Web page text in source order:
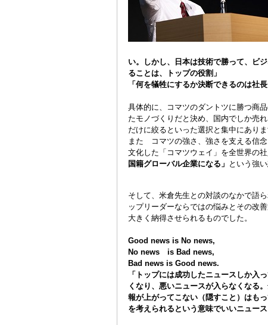
い。しかし、日本は技術で勝って、ビ
ることは、トップの役割」
「何を犠牲にするか決断できるのは社長
具体的に、コマツのダントツに勝つ商
たモノづくりだと決め、国内でしか売
だけに絞るといった選択と集中にありま
また コマツの強さ、強さを支える信
文化した「コマツウェイ」を全世界の
国籍グローバル企業になる」 という強
そして、米倉先生との対談のなかで語ら
ップリーダーならではの悩みとその改善
大きく納得させられるものでした。
Good news is No news,
No news is Bad news,
Bad news is Good news.
「トップには成功したニュースしか入
くなり、悪いニュースが入らなくなる
報が上がってこない（隠すこと）はも
を考えられるという意味でいいニュース